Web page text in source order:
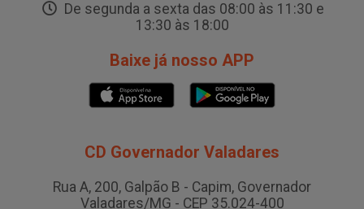
De segunda a sexta das 08:00 às 11:30 e
13:30 às 18:00
Baixe já nosso APP
CD Governador Valadares
Rua A, 200, Galpão B - Capim, Governador
Valadares/MG - CEP 35.024-400